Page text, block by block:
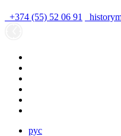
+374 (55) 52 06 91
рус